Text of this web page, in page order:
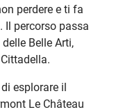
perdere e ti fa
Il percorso passa
Belle Arti,
esplorare il
Le Château